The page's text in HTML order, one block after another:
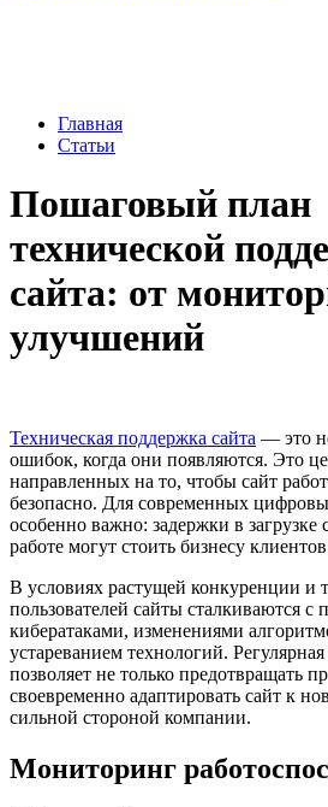
Главная
Статьи
Пошаговый план
технической
сайта: от
улучшений
Техническая поддержка сайта — это
ошибок, когда они появляются. Это
направленных на то, чтобы сайт
безопасно. Для современных
особенно важно: задержки в загрузке
работе могут стоить бизнесу
В условиях растущей конкуренции и
пользователей сайты сталкиваются
кибератаками, изменениями
устареванием технологий.
позволяет не только предотвращать
своевременно адаптировать сайт к
сильной стороной компании.
Мониторинг